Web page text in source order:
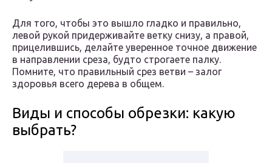
Для того, чтобы это вышло гладко и правильно,
левой рукой придерживайте ветку снизу, а правой,
прицелившись, делайте уверенное точное движение
в направлении среза, будто строгаете палку.
Помните, что правильный срез ветви – залог
здоровья всего дерева в общем.
Виды и способы обрезки: какую
выбрать?